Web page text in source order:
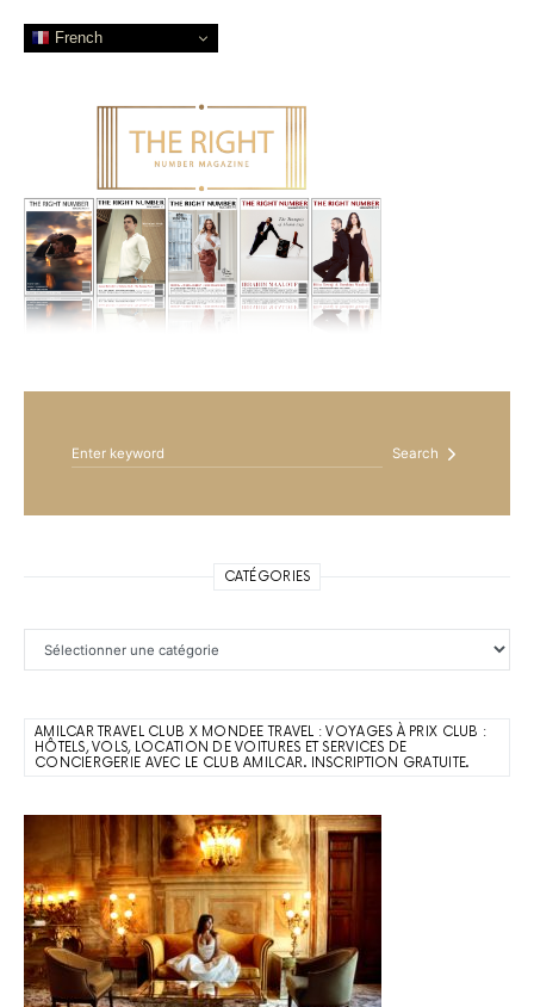
French
Search
CATÉGORIES
AMILCAR TRAVEL CLUB X MONDEE TRAVEL : VOYAGES À PRIX CLUB :
HÔTELS, VOLS, LOCATION DE VOITURES ET SERVICES DE
CONCIERGERIE AVEC LE CLUB AMILCAR. INSCRIPTION GRATUITE.